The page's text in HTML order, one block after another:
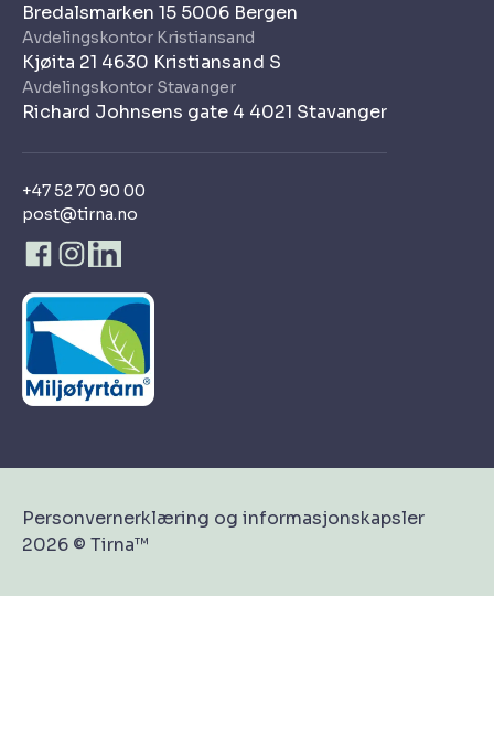
+47 52 70 90 00
post@tirna.no
Bredalsmarken 15 5006 Bergen
Avdelingskontor Kristiansand
Kjøita 21 4630 Kristiansand S
Avdelingskontor Stavanger
Richard Johnsens gate 4 4021 Stavanger
2026 © Tirna™
Personvernerklæring og informasjonskapsler